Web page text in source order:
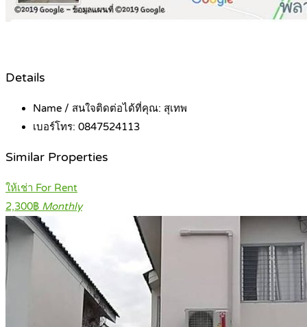
Details
Name / สนใจติดต่อได้ที่คุณ: สุเทพ
เบอร์โทร: 0847524113
Similar Properties
ให้เช่า For Rent
2,300฿ Monthly